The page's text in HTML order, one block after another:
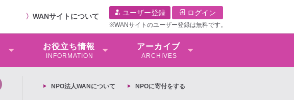
〉 WANサイトについて ユーザー登録 ログイン
※WANサイトのユーザー登録は無料です。
お役⽴ち情報
INFORMATION
アーカイブ
ARCHIVES
NPO法⼈WANについて NPOに寄付をする